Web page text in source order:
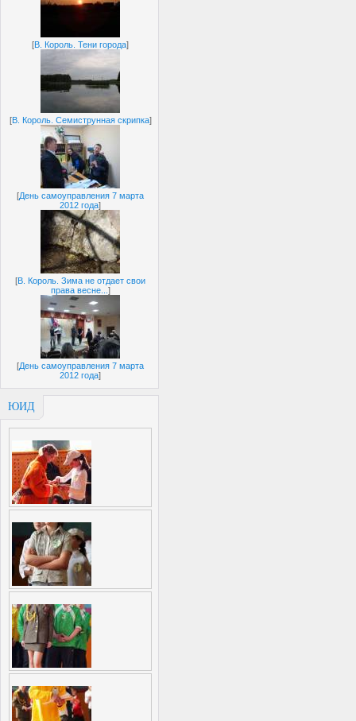
[В. Король. Тени города]
[В. Король. Семиструнная скрипка]
[День самоуправления 7 марта
2012 года]
[В. Король. Зима не отдает свои
права весне... ]
[День самоуправления 7 марта
2012 года]
ЮИД